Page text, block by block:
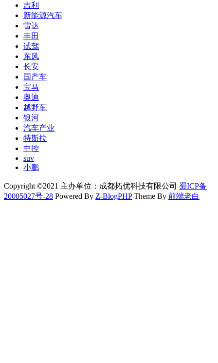
吉利
新能源汽车
雷达
丰田
试驾
东风
长安
国产车
宝马
奥迪
越野车
银河
汽车产业
特斯拉
中控
suv
小鹏
Copyright ©2021 主办单位：成都拓优科技有限公司 蜀ICP备
20005027号-28 Powered By Z-BlogPHPTheme By 前端老白